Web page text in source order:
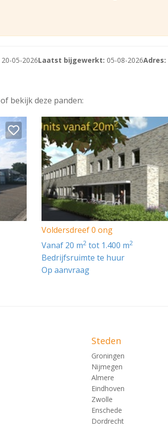
20-05-2026Laatst bijgewerkt: 05-08-2026Adres:
of bekijk deze panden:
Voldersdreef 0 ong
vanaf 20 m2 tot 1.400 m2
Bedrijfsruimte te huur
Op aanvraag
Steden
Groningen
Nijmegen
Almere
Eindhoven
Zwolle
Enschede
Dordrecht